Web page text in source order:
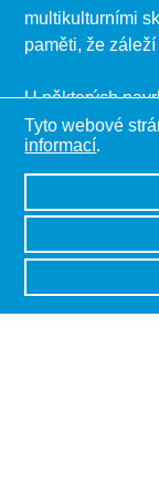
multikulturními
paměti, že
U některých
také projít si
vysvětlení,
ze strany
Vyberte si
projděte si
konkrétních
řešení.
Tyto webové
informací.